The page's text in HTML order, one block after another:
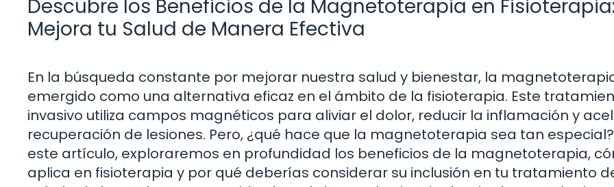
Descubre los Beneficios de la Magnetoterapia en Fisioterapia:
Mejora tu Salud de Manera Efectiva
En la búsqueda constante por mejorar nuestra salud y bienestar, la
emergido como una alternativa eficaz en el ámbito de la fisioterapia. Este
invasivo utiliza campos magnéticos para aliviar el dolor, reducir la inflamación y
recuperación de lesiones. Pero, ¿qué hace que la magnetoterapia sea tan especial?
este artículo, exploraremos en profundidad los beneficios de la magnetoterapia,
aplica en fisioterapia y por qué deberías considerar su inclusión en tu tratamiento